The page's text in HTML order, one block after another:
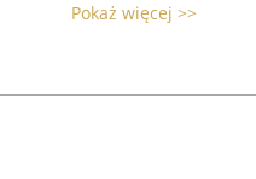
Pokaż więcej >>